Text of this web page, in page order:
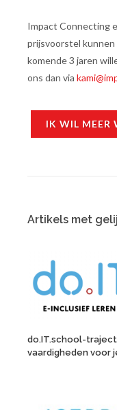
Impact Connecting
prijsvoorstel
komende 3 jaren
ons dan via
IK WIL MEER
Artikels met
do.IT.school-
vaardigheden voor